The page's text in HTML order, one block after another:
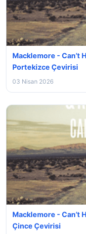
Macklemore - Can’t
Portekizce Çevirisi
03 Nisan 2026
Macklemore - Can’t
Çince Çevirisi